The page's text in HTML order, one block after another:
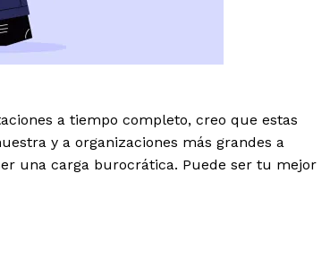
a tiempo completo, creo que estas
y a organizaciones más grandes a
una carga burocrática. Puede ser tu mejor